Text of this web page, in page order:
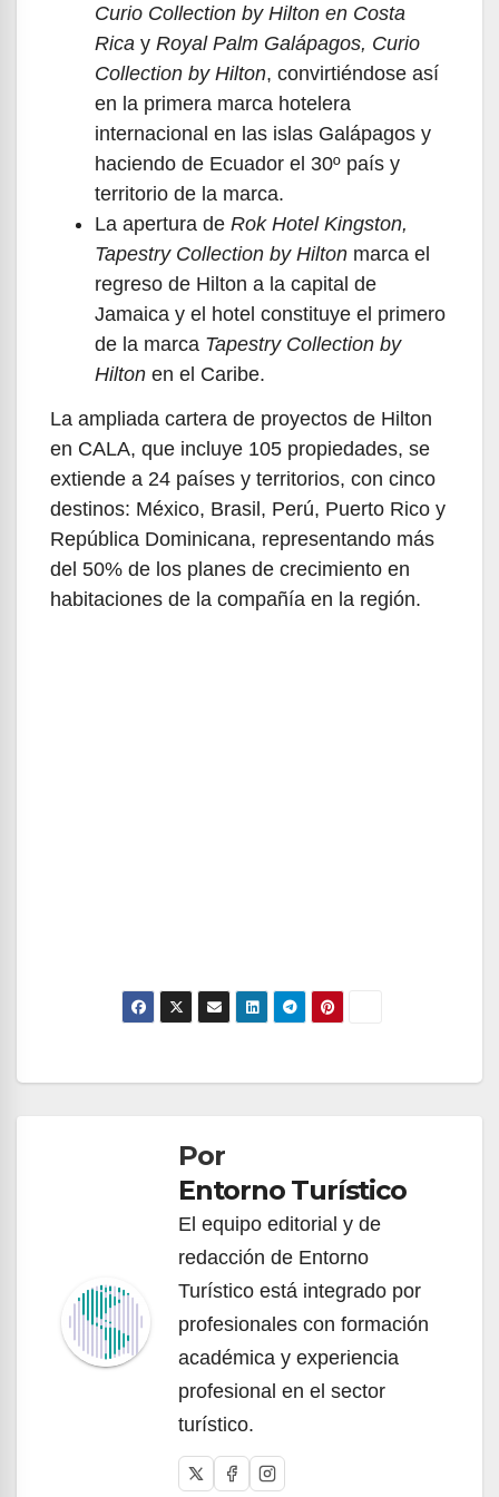
Curio Collection by Hilton en Costa
Rica y Royal Palm Galápagos, Curio
Collection by Hilton, convirtiéndose así
en la primera marca hotelera
internacional en las islas Galápagos y
haciendo de Ecuador el 30º país y
territorio de la marca.
La apertura de Rok Hotel Kingston,
Tapestry Collection by Hilton marca el
regreso de Hilton a la capital de
Jamaica y el hotel constituye el primero
de la marca Tapestry Collection by
Hilton en el Caribe.
La ampliada cartera de proyectos de Hilton
en CALA, que incluye 105 propiedades, se
extiende a 24 países y territorios, con cinco
destinos: México, Brasil, Perú, Puerto Rico y
República Dominicana, representando más
del 50% de los planes de crecimiento en
habitaciones de la compañía en la región.
entradasPor
Entorno Turístico
El equipo editorial y de
redacción de Entorno
Turístico está integrado por
profesionales con formación
académica y experiencia
profesional en el sector
turístico.